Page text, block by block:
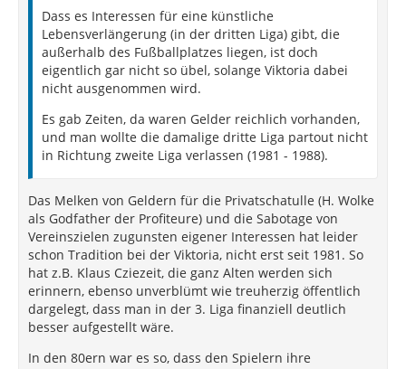
Dass es Interessen für eine künstliche
Lebensverlängerung (in der dritten Liga) gibt, die
außerhalb des Fußballplatzes liegen, ist doch
eigentlich gar nicht so übel, solange Viktoria dabei
nicht ausgenommen wird.
Es gab Zeiten, da waren Gelder reichlich vorhanden,
und man wollte die damalige dritte Liga partout nicht
in Richtung zweite Liga verlassen (1981 - 1988).
Das Melken von Geldern für die Privatschatulle (H. Wolke
als Godfather der Profiteure) und die Sabotage von
Vereinszielen zugunsten eigener Interessen hat leider
schon Tradition bei der Viktoria, nicht erst seit 1981. So
hat z.B. Klaus Cziezeit, die ganz Alten werden sich
erinnern, ebenso unverblümt wie treuherzig öffentlich
dargelegt, dass man in der 3. Liga finanziell deutlich
besser aufgestellt wäre.
In den 80ern war es so, dass den Spielern ihre